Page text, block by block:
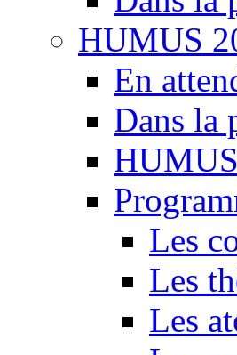
HUMUS
En
Dans la
Les
Les
Les